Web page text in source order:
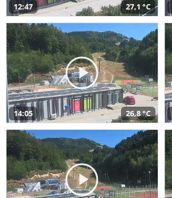
12:47 27,1 °C
14:05 26,8 °C